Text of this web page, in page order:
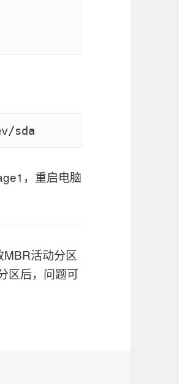
，重启电脑
活动分区
区后，问题可